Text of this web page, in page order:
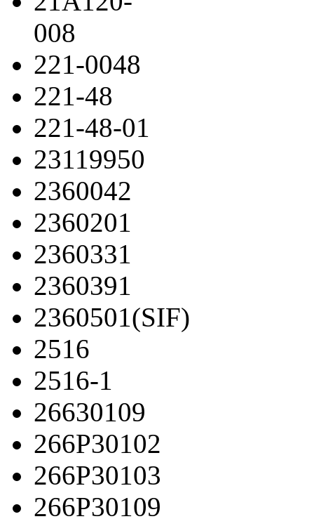
008
221-0048
221-48
221-48-01
23119950
2360042
2360201
2360331
2360391
2360501(SIF)
2516
2516-1
26630109
266P30102
266P30103
266P30109